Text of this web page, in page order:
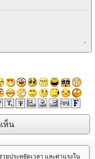
ยประหยัดเวลา และค่าแรงใน